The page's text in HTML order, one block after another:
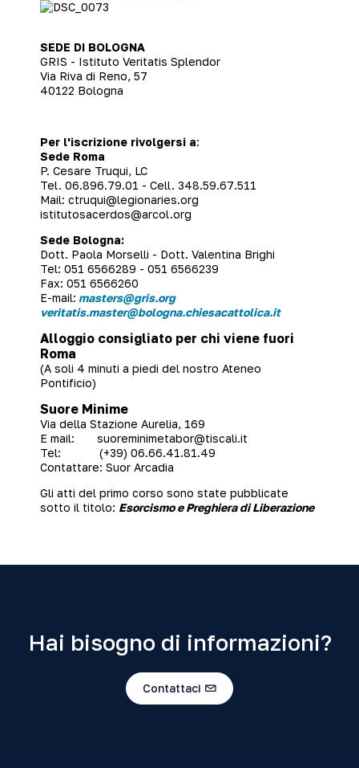
SEDE DI BOLOGNA
GRIS - Istituto Veritatis Splendor
Via Riva di Reno, 57
40122 Bologna
Per l'iscrizione rivolgersi a:
Sede Roma
P. Cesare Truqui, LC
Tel. 06.896.79.01 - Cell. 348.59.67.511
Mail: ctruqui@legionaries.org
istitutosacerdos@arcol.org
Sede Bologna:
Dott. Paola Morselli - Dott. Valentina Brighi
Tel: 051 6566289 - 051 6566239
Fax: 051 6566260
E-mail: masters@gris.org
veritatis.master@bologna.chiesacattolica.it
Alloggio consigliato per chi viene fuori
Roma
(A soli 4 minuti a piedi del nostro Ateneo
Pontificio)
Suore Minime
Via della Stazione Aurelia, 169
E mail: suoreminimetabor@tiscali.it
Tel: (+39) 06.66.41.81.49
Contattare: Suor Arcadia
Gli atti del primo corso sono state pubblicate
sotto il titolo: Esorcismo e Preghiera di Liberazione
Hai bisogno di informazioni?
Contattaci